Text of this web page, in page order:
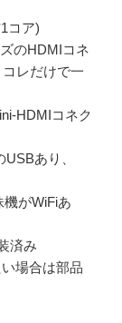
コア)
のHDMIコネ
レだけで一
HDMIコネク
あり、
がWiFiあ
済み
場合は部品